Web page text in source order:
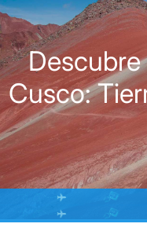
Descubre
Cusco: